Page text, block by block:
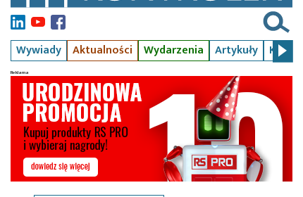
Wywiady Aktualności Wydarzenia Artykuły Kursy